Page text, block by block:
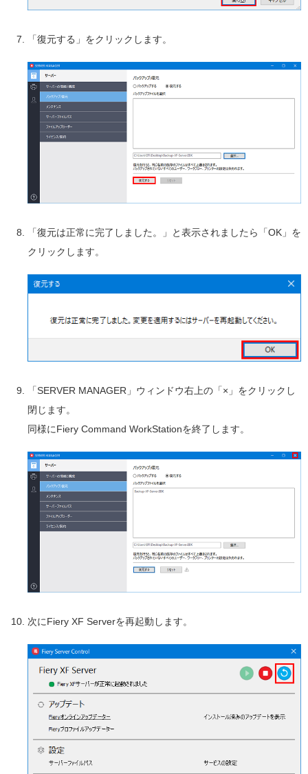
「復元する」をクリックします。
「復元は正常に完了しました。」と表示されましたら「OK」を
クリックします。
「SERVER MANAGER」ウィンドウ右上の「×」をクリックし
閉じます。
同様にFiery Command WorkStationを終了します。
次にFiery XF Serverを再起動します。